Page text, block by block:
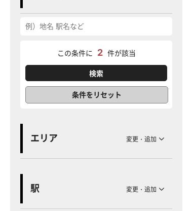
この条件に 2 件が該当
条件をリセット
エリア 変更・追加
駅 変更・追加